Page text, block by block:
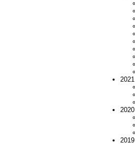
2021
2020
2019